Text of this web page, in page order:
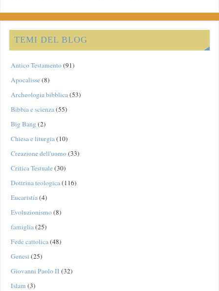
TEMI DEL BLOG
Antico Testamento(91)
Apocalisse(8)
Archeologia bibblica(53)
Bibbia e scienza(55)
Big Bang(2)
Chiesa e liturgia(10)
Creazione dell'uomo(33)
Critica Testuale(30)
Dottrina teologica(116)
Eucaristía(4)
Evoluzionismo(8)
famiglia(25)
Fede cattolica(48)
Genesi (25)
Giovanni Paolo II (32)
Islam (3)